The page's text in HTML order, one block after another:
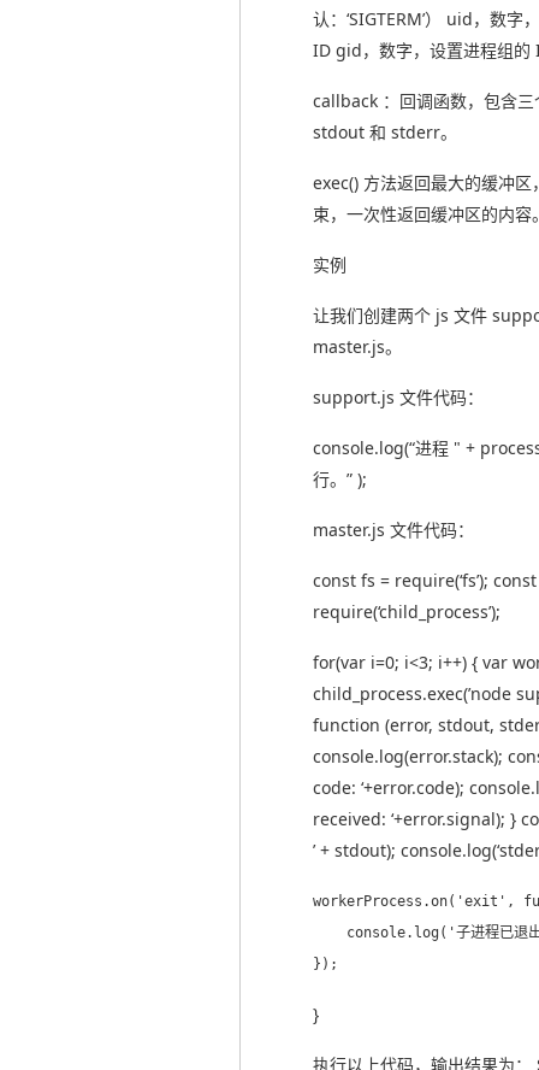
认：‘SIGTERM’） uid，数字
ID gid，数字，设置进程组的
callback ：回调函数，包含
stdout 和 stderr。
exec() 方法返回最大的缓冲区
束，一次性返回缓冲区的内容
实例
让我们创建两个 js 文件
master.js。
support.js 文件代码：
console.log(“进程 " +
行。” );
master.js 文件代码：
const fs = require(‘fs’);
require(‘child_process’);
for(var i=0; i<3; i++) { var
child_process.exec(’node
function (error, stdout,
console.log(error.stack);
code: ‘+error.code);
received: ‘+error.signal); }
’ + stdout);
workerProcess.on('exit',
console.log('子进程已退
}
执行以上代码，输出结果为